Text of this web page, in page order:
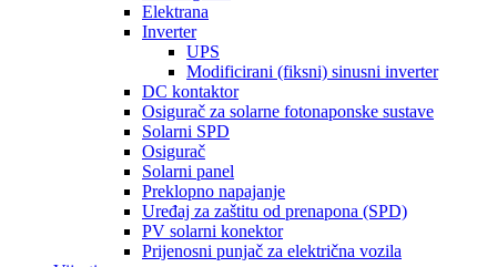
Elektrana
Inverter
UPS
Modificirani (fiksni) sinusni inverter
DC kontaktor
Osigurač za solarne fotonaponske sustave
Solarni SPD
Osigurač
Solarni panel
Preklopno napajanje
Uređaj za zaštitu od prenapona (SPD)
PV solarni konektor
Prijenosni punjač za električna vozila